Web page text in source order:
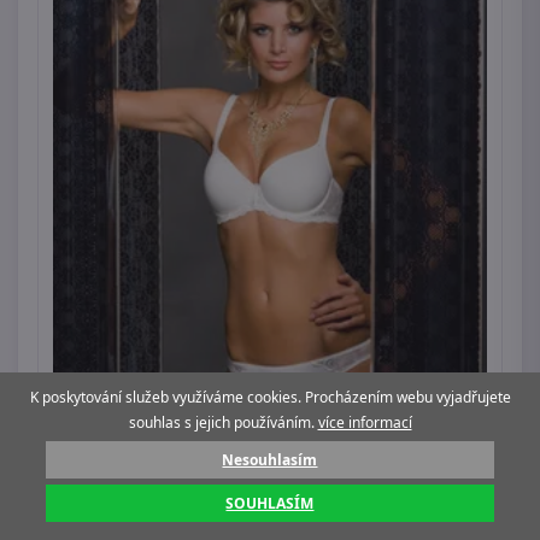
K poskytování služeb využíváme cookies. Procházením webu vyjadřujete
souhlas s jejich používáním.více informací
Nesouhlasím
SOUHLASÍM